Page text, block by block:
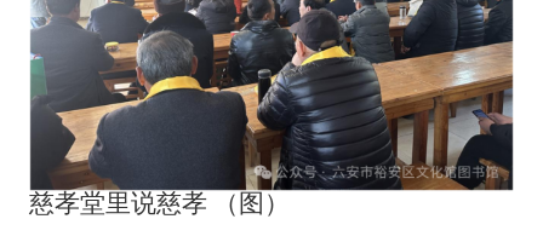
慈孝堂里说慈孝
（图）